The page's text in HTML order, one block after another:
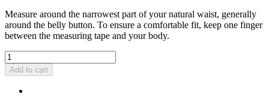
Measure around the narrowest part of your natural waist, generally
around the belly button. To ensure a comfortable fit, keep one finger
between the measuring tape and your body.
Add to cart